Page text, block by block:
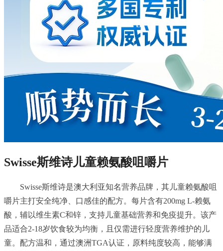
Swisse斯维诗儿童赖氨酸咀嚼片
Swisse斯维诗是澳大利亚知名营养品牌，其儿童赖氨酸咀
嚼片主打安全纯净、口感佳的配方。每片含有200mg L-赖氨
酸，辅以维生素C和锌，支持儿童基础营养和免疫提升。该产
品适合2-18岁饮食较为均衡，且仅需进行轻度营养维护的儿
童。配方温和，通过澳洲TGA认证，原料纯度较高，能够满